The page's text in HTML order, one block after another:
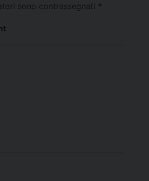
sono contrassegnati *